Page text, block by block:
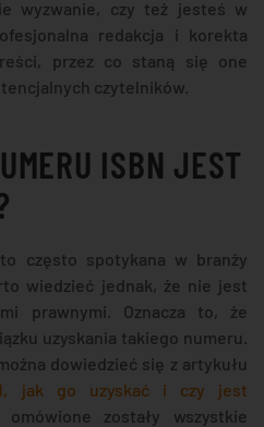
wyzwanie, czy też jesteś w
redakcja i korekta
przez co staną się one
czytelników.
ISBN JEST
to często spotykana w branży
wiedzieć jednak, że nie jest
prawnymi. Oznacza to, że
uzyskania takiego numeru.
dowiedzieć się z artykułu
jak go uzyskać i czy jest
zostały wszystkie